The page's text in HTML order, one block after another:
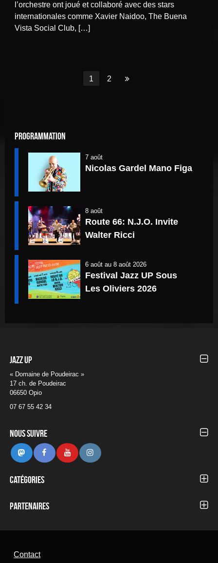
l’orchestre ont joué et collaboré avec des stars
internationales comme Xavier Naidoo, The Buena
Vista Social Club, […]
Aller
1
Aller
2
Aller
Programmation
7 août
Nicolas Gardel Mano Figa
8 août
Route 66: N.J.O. Invite
Walter Ricci
6 aoûtau 8 août 2026
Festival Jazz UP Sous
Les Oliviers 2026
Jazz UP
« Domaine de Poudeirac »
17 ch. de Poudeirac
06650 Opio
07 67 55 42 34
Nous suivre
MastodonFacebookYoutube Instagram
Catégories
Blog
Concerts 2014
Concerts 2017
Partenaires
Contact